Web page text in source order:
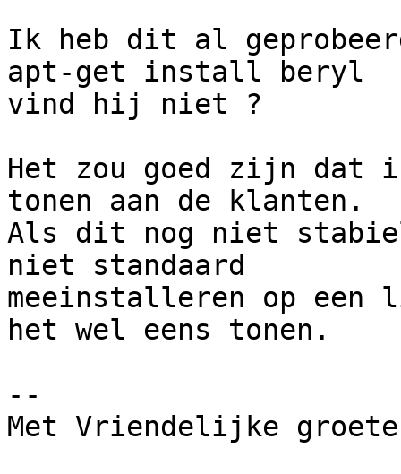
Ik heb dit al
apt-get install beryl
vind hij niet ?
Het zou goed zijn
tonen aan de klanten.
Als dit nog niet
niet standaard
meeinstalleren op een
het wel eens tonen.
--
Met Vriendelijke